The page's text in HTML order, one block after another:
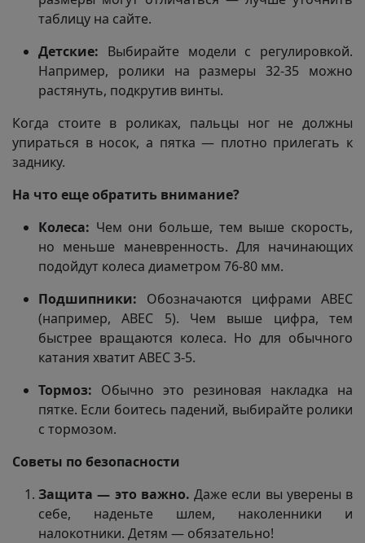
таблицу на сайте.
Детские: Выбирайте модели с регулировкой.
Например, ролики на размеры 32-35 можно
растянуть, подкрутив винты.
Когда стоите в роликах, пальцы ног не должны
упираться в носок, а пятка — плотно прилегать к
заднику.
На что еще обратить внимание?
Колеса: Чем они больше, тем выше скорость,
но меньше маневренность. Для начинающих
подойдут колеса диаметром 76-80 мм.
Подшипники: Обозначаются цифрами ABEC
(например, ABEC 5). Чем выше цифра, тем
быстрее вращаются колеса. Но для обычного
катания хватит ABEC 3-5.
Тормоз: Обычно это резиновая накладка на
пятке. Если боитесь падений, выбирайте ролики
с тормозом.
Советы по безопасности
Защита — это важно. Даже если вы уверены в
себе, наденьте шлем, наколенники и
налокотники. Детям — обязательно!